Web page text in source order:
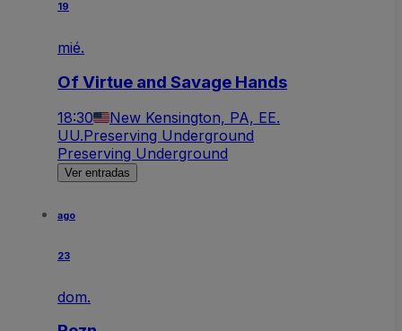
19
mié.
Of Virtue and Savage Hands
18:30
New Kensington, PA, EE.
UU.Preserving Underground
Preserving Underground
Ver entradas
ago
23
dom.